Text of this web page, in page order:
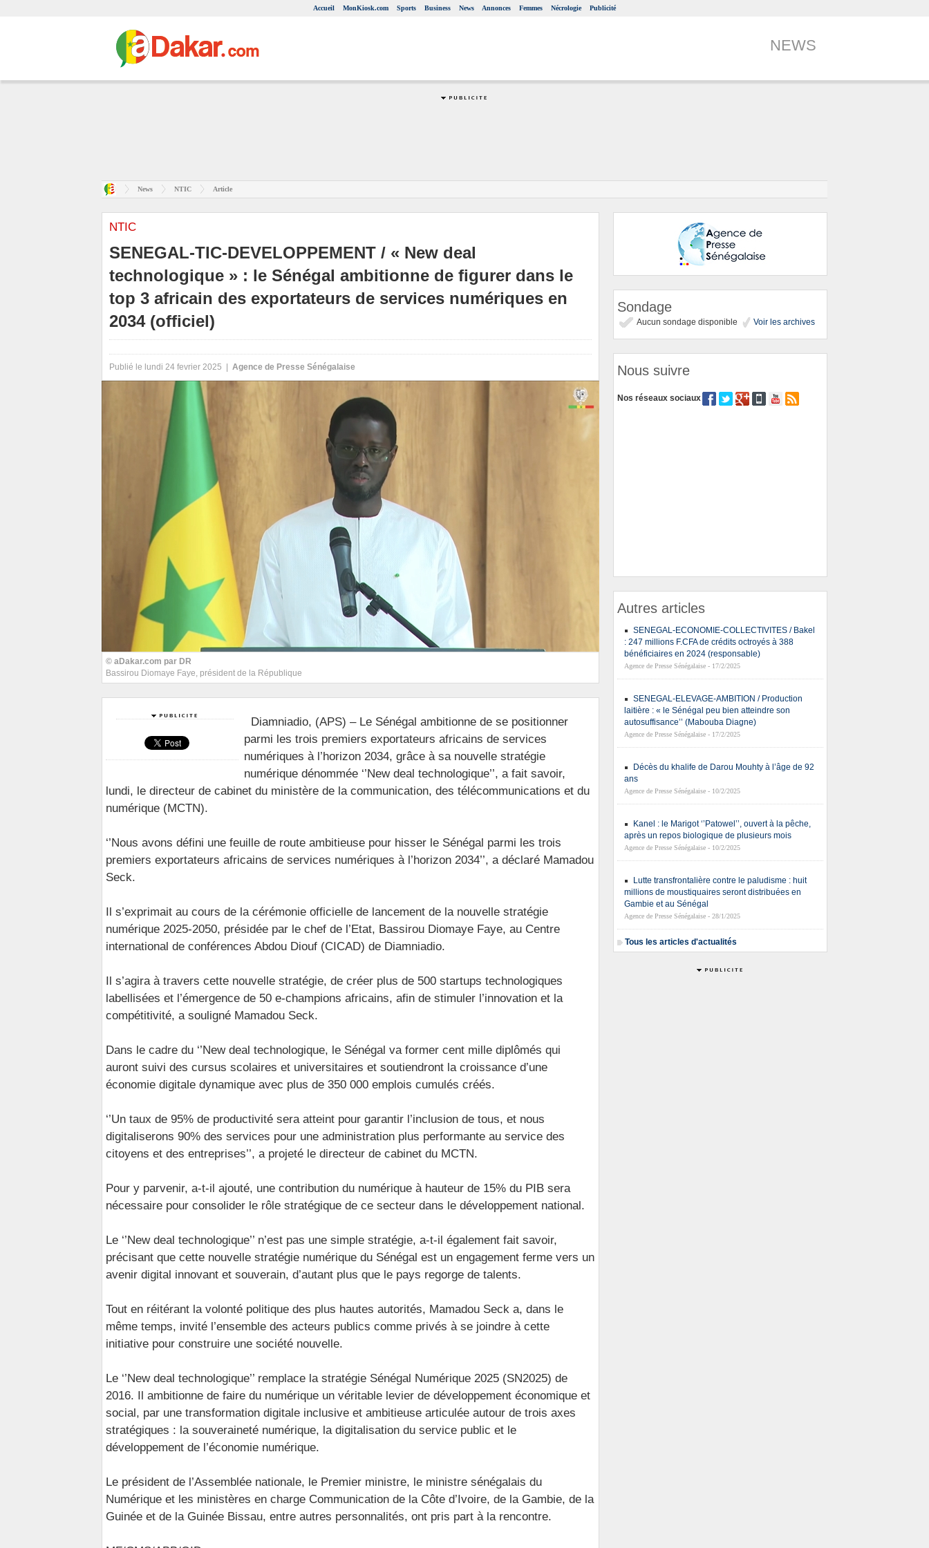
Accueil MonKiosk.com Sports Business News Annonces Femmes Nécrologie Publicité
NEWS
News NTIC Article
NTIC
SENEGAL-TIC-DEVELOPPEMENT / « New deal
technologique » : le Sénégal ambitionne de figurer dans le
top 3 africain des exportateurs de services numériques en
2034 (officiel)
Publié le lundi 24 fevrier 2025 | Agence de Presse Sénégalaise
© aDakar.com par DR
Bassirou Diomaye Faye, président de la République
Diamniadio, (APS) – Le Sénégal ambitionne de se positionner
parmi les trois premiers exportateurs africains de services
numériques à l’horizon 2034, grâce à sa nouvelle stratégie
numérique dénommée ‘’New deal technologique’’, a fait savoir,
lundi, le directeur de cabinet du ministère de la communication, des télécommunications et du
numérique (MCTN).
‘’Nous avons défini une feuille de route ambitieuse pour hisser le Sénégal parmi les trois
premiers exportateurs africains de services numériques à l’horizon 2034’’, a déclaré Mamadou
Seck.
Il s’exprimait au cours de la cérémonie officielle de lancement de la nouvelle stratégie
numérique 2025-2050, présidée par le chef de l’Etat, Bassirou Diomaye Faye, au Centre
international de conférences Abdou Diouf (CICAD) de Diamniadio.
Il s’agira à travers cette nouvelle stratégie, de créer plus de 500 startups technologiques
labellisées et l’émergence de 50 e-champions africains, afin de stimuler l’innovation et la
compétitivité, a souligné Mamadou Seck.
Dans le cadre du ‘’New deal technologique, le Sénégal va former cent mille diplômés qui
auront suivi des cursus scolaires et universitaires et soutiendront la croissance d’une
économie digitale dynamique avec plus de 350 000 emplois cumulés créés.
‘’Un taux de 95% de productivité sera atteint pour garantir l’inclusion de tous, et nous
digitaliserons 90% des services pour une administration plus performante au service des
citoyens et des entreprises’’, a projeté le directeur de cabinet du MCTN.
Pour y parvenir, a-t-il ajouté, une contribution du numérique à hauteur de 15% du PIB sera
nécessaire pour consolider le rôle stratégique de ce secteur dans le développement national.
Le ‘’New deal technologique’’ n’est pas une simple stratégie, a-t-il également fait savoir,
précisant que cette nouvelle stratégie numérique du Sénégal est un engagement ferme vers un
avenir digital innovant et souverain, d’autant plus que le pays regorge de talents.
Tout en réitérant la volonté politique des plus hautes autorités, Mamadou Seck a, dans le
même temps, invité l’ensemble des acteurs publics comme privés à se joindre à cette
initiative pour construire une société nouvelle.
Le ‘’New deal technologique’’ remplace la stratégie Sénégal Numérique 2025 (SN2025) de
2016. Il ambitionne de faire du numérique un véritable levier de développement économique et
social, par une transformation digitale inclusive et ambitieuse articulée autour de trois axes
stratégiques : la souveraineté numérique, la digitalisation du service public et le
développement de l’économie numérique.
Le président de l’Assemblée nationale, le Premier ministre, le ministre sénégalais du
Numérique et les ministères en charge Communication de la Côte d’Ivoire, de la Gambie, de la
Guinée et de la Guinée Bissau, entre autres personnalités, ont pris part à la rencontre.
Sondage
Aucun sondage disponible Voir les archives
Nous suivre
Nos réseaux sociaux
Autres articles
SENEGAL-ECONOMIE-COLLECTIVITES / Bakel
: 247 millions F.CFA de crédits octroyés à 388
bénéficiaires en 2024 (responsable)
Agence de Presse Sénégalaise - 17/2/2025
SENEGAL-ELEVAGE-AMBITION / Production
laitière : « le Sénégal peu bien atteindre son
autosuffisance’’ (Mabouba Diagne)
Agence de Presse Sénégalaise - 17/2/2025
Décès du khalife de Darou Mouhty à l’âge de 92
ans
Agence de Presse Sénégalaise - 10/2/2025
Kanel : le Marigot ‘’Patowel’’, ouvert à la pêche,
après un repos biologique de plusieurs mois
Agence de Presse Sénégalaise - 10/2/2025
Lutte transfrontalière contre le paludisme : huit
millions de moustiquaires seront distribuées en
Gambie et au Sénégal
Agence de Presse Sénégalaise - 28/1/2025
Tous les articles d'actualités